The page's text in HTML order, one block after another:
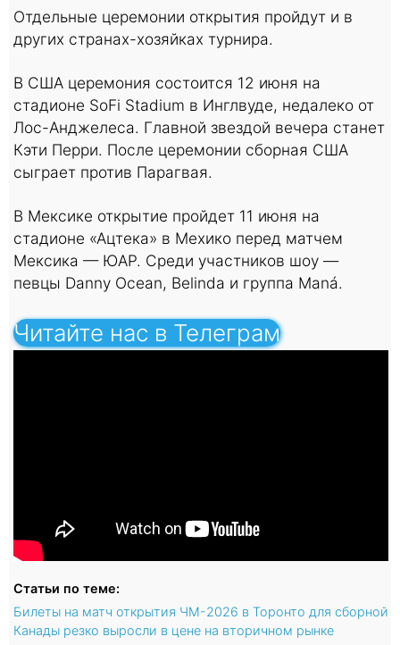
Отдельные церемонии открытия пройдут и в
других странах-хозяйках турнира.
В США церемония состоится 12 июня на
стадионе SoFi Stadium в Инглвуде, недалеко от
Лос-Анджелеса. Главной звездой вечера станет
Кэти Перри. После церемонии сборная США
сыграет против Парагвая.
В Мексике открытие пройдет 11 июня на
стадионе «Ацтека» в Мехико перед матчем
Мексика — ЮАР. Среди участников шоу —
певцы Danny Ocean, Belinda и группа Maná.
Читайте нас в Телеграм
Статьи по теме:
Билеты на матч открытия ЧМ-2026 в Торонто для сборной
Канады резко выросли в цене на вторичном рынке